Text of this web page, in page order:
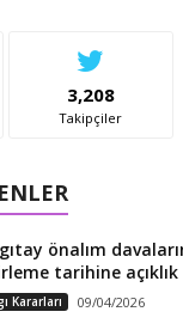
3,208
Takipçiler
önalım
tarihine
Kararları 09/04/2026